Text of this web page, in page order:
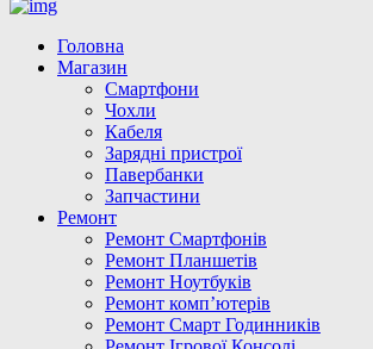
Головна
Магазин
Смартфони
Чохли
Кабеля
Зарядні пристрої
Павербанки
Запчастини
Ремонт
Ремонт Смартфонів
Ремонт Планшетів
Ремонт Ноутбуків
Ремонт комп’ютерів
Ремонт Смарт Годинників